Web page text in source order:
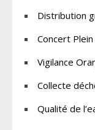
Distribution
Concert Plein
Vigilance
Collecte
Qualité de